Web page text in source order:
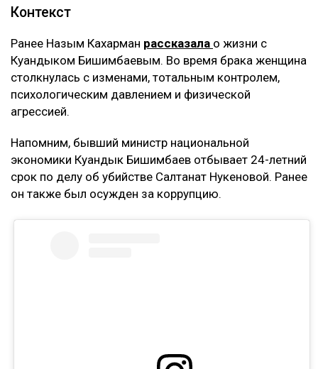
Контекст
Ранее Назым Кахарман рассказала о жизни с
Куандыком Бишимбаевым. Во время брака женщина
столкнулась с изменами, тотальным контролем,
психологическим давлением и физической
агрессией.
Напомним, бывший министр национальной
экономики Куандык Бишимбаев отбывает 24-летний
срок по делу об убийстве Салтанат Нукеновой. Ранее
он также был осужден за коррупцию.